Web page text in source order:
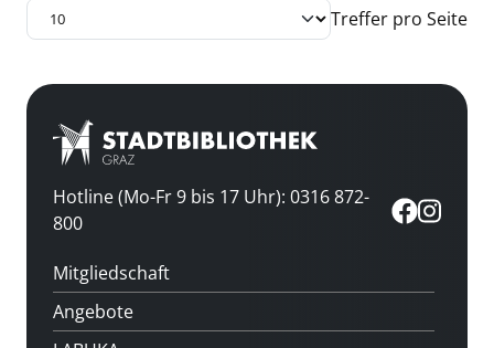
Treffer pro Seite
Hotline (Mo-Fr 9 bis 17 Uhr): 0316 872-
800
Mitgliedschaft
Angebote